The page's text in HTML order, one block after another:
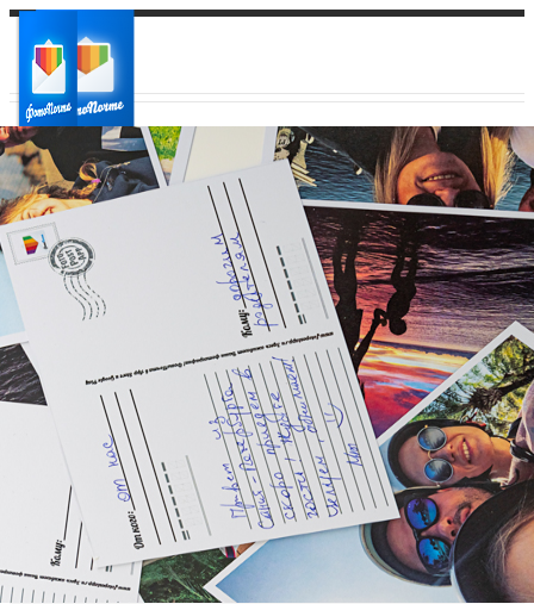
Ваш город:
Ваш регион доставки
Выберите из списка: